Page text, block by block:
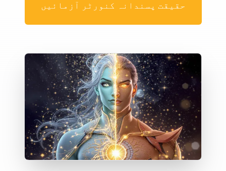
حقیقت پسندانہ کنورٹر آزمائیں